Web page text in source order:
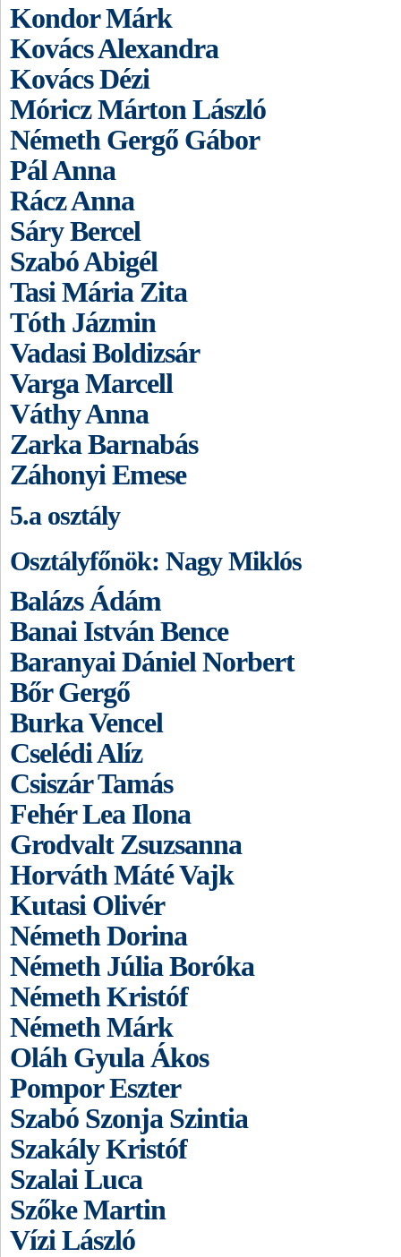
Kondor Márk
Kovács Alexandra
Kovács Dézi
Móricz Márton László
Németh Gergő Gábor
Pál Anna
Rácz Anna
Sáry Bercel
Szabó Abigél
Tasi Mária Zita
Tóth Jázmin
Vadasi Boldizsár
Varga Marcell
Váthy Anna
Zarka Barnabás
Záhonyi Emese
5.a osztály
Osztályfőnök: Nagy Miklós
Balázs Ádám
Banai István Bence
Baranyai Dániel Norbert
Bőr Gergő
Burka Vencel
Cselédi Alíz
Csiszár Tamás
Fehér Lea Ilona
Grodvalt Zsuzsanna
Horváth Máté Vajk
Kutasi Olivér
Németh Dorina
Németh Júlia Boróka
Németh Kristóf
Németh Márk
Oláh Gyula Ákos
Pompor Eszter
Szabó Szonja Szintia
Szakály Kristóf
Szalai Luca
Szőke Martin
Vízi László